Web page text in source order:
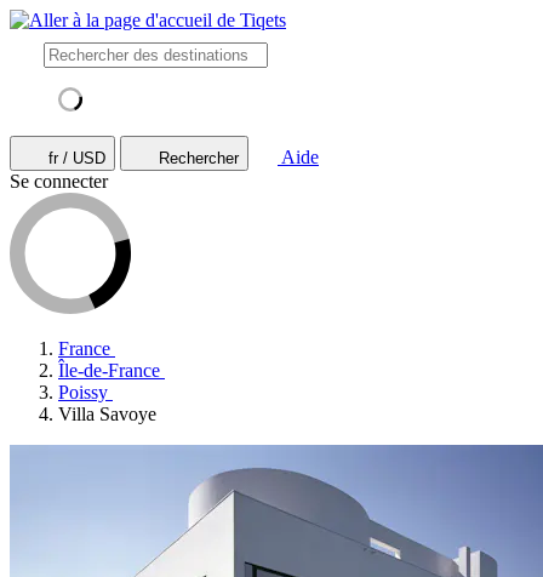
fr / USD Rechercher
Aide
Se connecter
France
Île-de-France
Poissy
Villa Savoye